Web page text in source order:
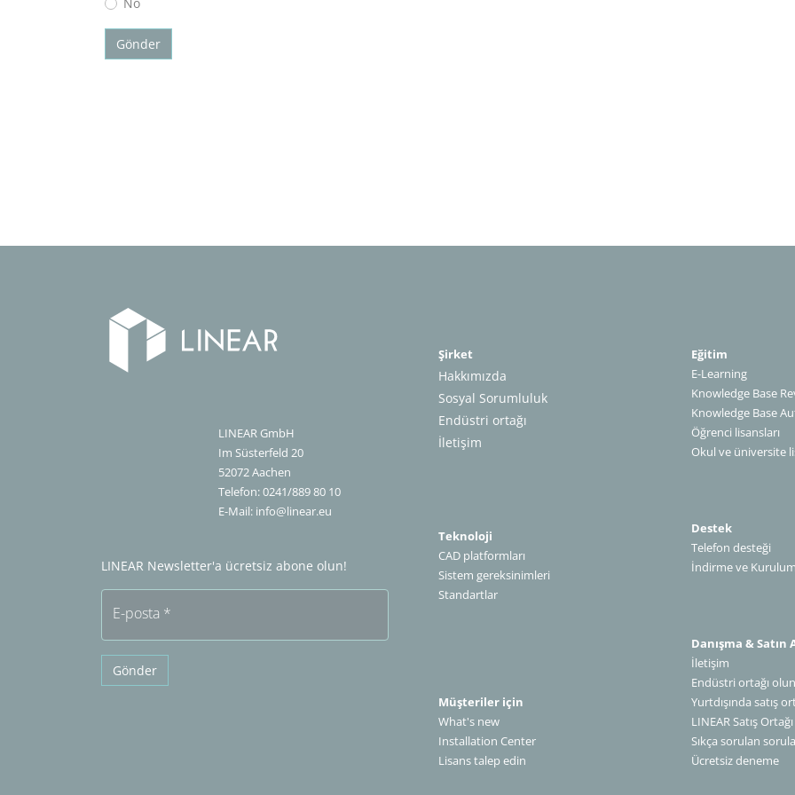
Gönder
LINEAR GmbH
Im Süsterfeld 20
52072Aachen
Telefon:0241/889 80 10
E-Mail: info@linear.eu
LINEAR Newsletter'a ücretsiz abone olun!
E-posta *
Gönder
Şirket
Hakkımızda
Sosyal Sorumluluk
Endüstri ortağı
İletişim
Teknoloji
CAD platformları
Sistem gereksinimleri
Standartlar
Müşteriler için
What's new
Installation Center
Lisans talep edin
Eğitim
E-Learning
Knowledge Base
Knowledge Base
Öğrenci lisansları
Okul ve üniversite
Destek
Telefon desteği
İndirme ve
Danışma & Satın
İletişim
Endüstri ortağı olun
Yurtdışında satış
LINEAR Satış
Sıkça sorulan
Ücretsiz deneme